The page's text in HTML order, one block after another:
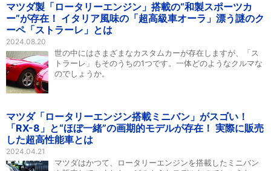
マツダ製「ロータリーエンジン」搭載の“和製スポーツカ
ー”が存在！ イタリア風味の「超高級車オーラ」漂う謎のク
ーペ「ストラーレ」とは
2024.08.20
世の中にはさまざまなカスタムカーが存在しますが、「ス
トラーレ」もそのうちの1つです。一体どのようなクルマな
のでしょうか。
マツダ「ロータリーエンジン搭載ミニバン」がスゴい！
「RX-8」と“ほぼ一緒”の画期的モデルが存在！ 実際に販売
した超高性能車とは
2024.04.21
マツダはかつて、ロータリーエンジンを搭載したミニバン